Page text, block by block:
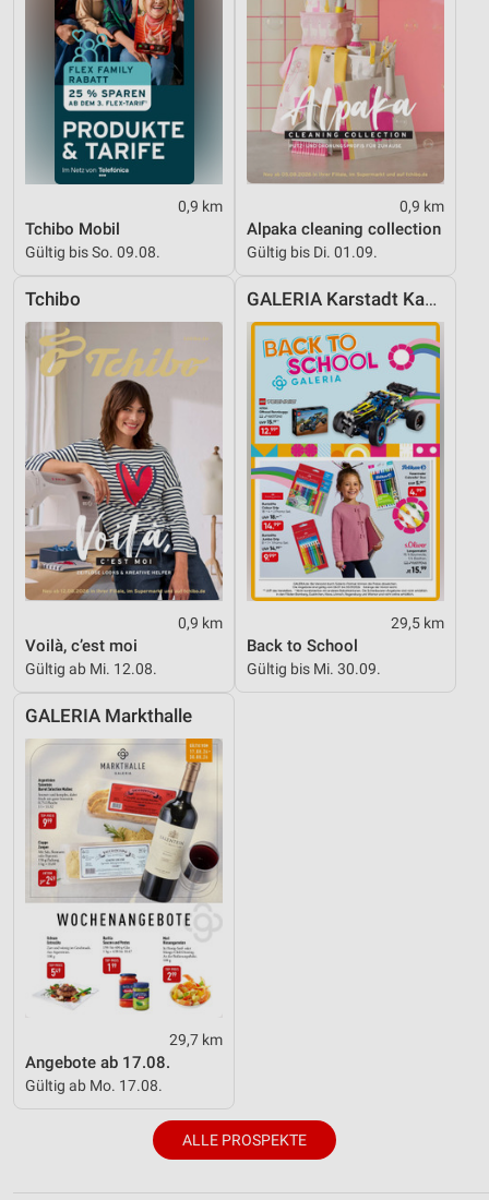
0,9 km
Tchibo Mobil
Gültig bis So. 09.08.
0,9 km
Alpaka cleaning collection
Gültig bis Di. 01.09.
Tchibo
0,9 km
Voilà, c’est moi
Gültig ab Mi. 12.08.
GALERIA Karstadt Kaufhof
29,5 km
Back to School
Gültig bis Mi. 30.09.
GALERIA Markthalle
29,7 km
Angebote ab 17.08.
Gültig ab Mo. 17.08.
ALLE PROSPEKTE